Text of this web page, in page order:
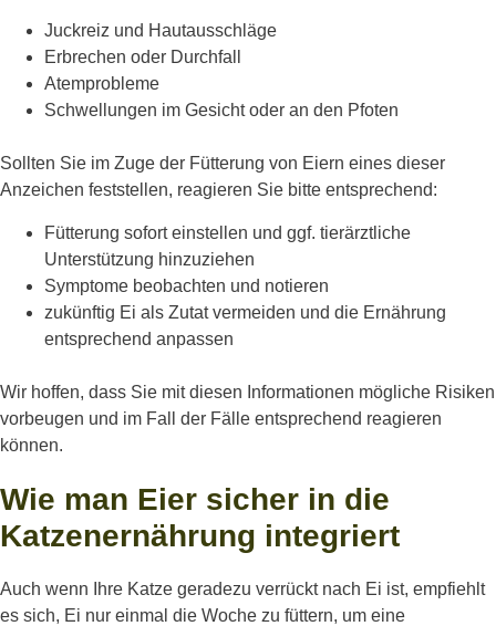
Juckreiz und Hautausschläge
Erbrechen oder Durchfall
Atemprobleme
Schwellungen im Gesicht oder an den Pfoten
Sollten Sie im Zuge der Fütterung von Eiern eines dieser
Anzeichen feststellen, reagieren Sie bitte entsprechend:
Fütterung sofort einstellen und ggf. tierärztliche
Unterstützung hinzuziehen
Symptome beobachten und notieren
zukünftig Ei als Zutat vermeiden und die Ernährung
entsprechend anpassen
Wir hoffen, dass Sie mit diesen Informationen mögliche Risiken
vorbeugen und im Fall der Fälle entsprechend reagieren
können.
Wie man Eier sicher in die
Katzenernährung integriert
Auch wenn Ihre Katze geradezu verrückt nach Ei ist, empfiehlt
es sich, Ei nur einmal die Woche zu füttern, um eine